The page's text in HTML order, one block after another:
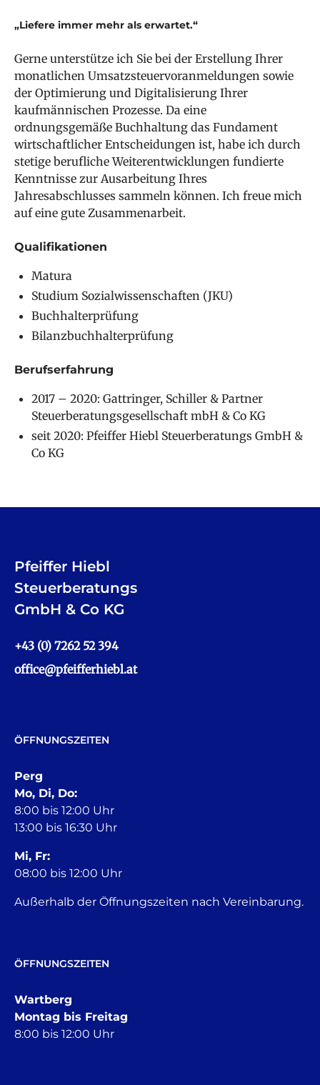
„Liefere immer mehr als erwartet.“
Gerne unterstütze ich Sie bei der Erstellung Ihrer
monatlichen Umsatzsteuervoranmeldungen sowie
der Optimierung und Digitalisierung Ihrer
kaufmännischen Prozesse. Da eine
ordnungsgemäße Buchhaltung das Fundament
wirtschaftlicher Entscheidungen ist, habe ich durch
stetige berufliche Weiterentwicklungen fundierte
Kenntnisse zur Ausarbeitung Ihres
Jahresabschlusses sammeln können. Ich freue mich
auf eine gute Zusammenarbeit.
Qualifikationen
Matura
Studium Sozialwissenschaften (JKU)
Buchhalterprüfung
Bilanzbuchhalterprüfung
Berufserfahrung
2017 – 2020: Gattringer, Schiller & Partner
Steuerberatungsgesellschaft mbH & Co KG
seit 2020: Pfeiffer Hiebl Steuerberatungs GmbH &
Co KG
Pfeiffer Hiebl
Steuerberatungs
GmbH & Co KG
+43 (0) 7262 52 394
office@pfeifferhiebl.at
ÖFFNUNGSZEITEN
Perg
Mo, Di, Do:
8:00 bis 12:00 Uhr
13:00 bis 16:30 Uhr
Mi, Fr:
08:00 bis 12:00 Uhr
Außerhalb der Öffnungszeiten nach Vereinbarung.
ÖFFNUNGSZEITEN
Wartberg
Montag bis Freitag
8:00 bis 12:00 Uhr